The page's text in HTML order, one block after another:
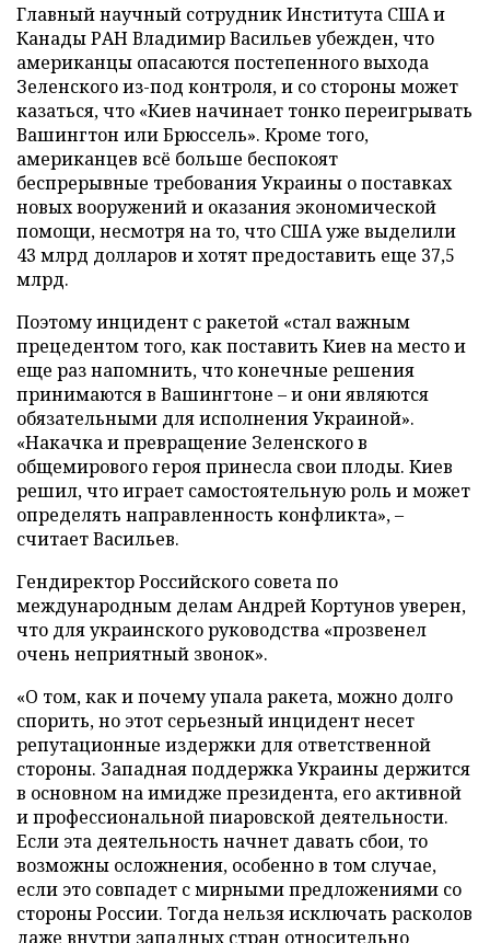
Главный научный сотрудник Института США и
Канады РАН Владимир Васильев убежден, что
американцы опасаются постепенного выхода
Зеленского из-под контроля, и со стороны может
казаться, что «Киев начинает тонко переигрывать
Вашингтон или Брюссель». Кроме того,
американцев всё больше беспокоят
беспрерывные требования Украины о поставках
новых вооружений и оказания экономической
помощи, несмотря на то, что США уже выделили
43 млрд долларов и хотят предоставить еще 37,5
млрд.
Поэтому инцидент с ракетой «стал важным
прецедентом того, как поставить Киев на место и
еще раз напомнить, что конечные решения
принимаются в Вашингтоне – и они являются
обязательными для исполнения Украиной».
«Накачка и превращение Зеленского в
общемирового героя принесла свои плоды. Киев
решил, что играет самостоятельную роль и может
определять направленность конфликта», –
считает Васильев.
Гендиректор Российского совета по
международным делам Андрей Кортунов уверен,
что для украинского руководства «прозвенел
очень неприятный звонок».
«О том, как и почему упала ракета, можно долго
спорить, но этот серьезный инцидент несет
репутационные издержки для ответственной
стороны. Западная поддержка Украины держится
в основном на имидже президента, его активной
и профессиональной пиаровской деятельности.
Если эта деятельность начнет давать сбои, то
возможны осложнения, особенно в том случае,
если это совпадет с мирными предложениями со
стороны России. Тогда нельзя исключать расколов
даже внутри западных стран относительно